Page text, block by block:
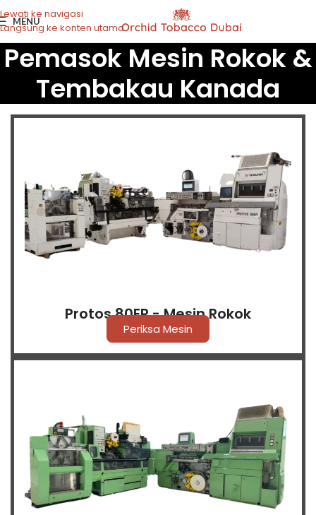
Lewati ke navigasi
Langsung ke konten utama
MENU
Pemasok Mesin Rokok &
Tembakau Kanada
Protos 80ER - Mesin Rokok
Periksa Mesin